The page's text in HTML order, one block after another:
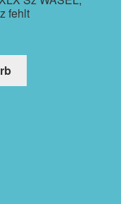
fehlt